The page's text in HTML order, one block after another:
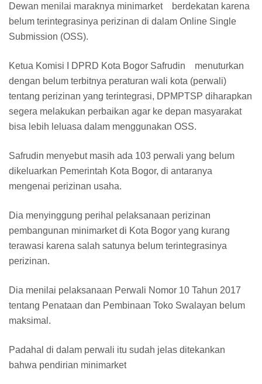
Dewan menilai maraknya minimarket berdekatan karena
belum terintegrasinya perizinan di dalam Online Single
Submission (OSS).
Ketua Komisi I DPRD Kota Bogor Safrudin menuturkan
dengan belum terbitnya peraturan wali kota (perwali)
tentang perizinan yang terintegrasi, DPMPTSP diharapkan
segera melakukan perbaikan agar ke depan masyarakat
bisa lebih leluasa dalam menggunakan OSS.
Safrudin menyebut masih ada 103 perwali yang belum
dikeluarkan Pemerintah Kota Bogor, di antaranya
mengenai perizinan usaha.
Dia menyinggung perihal pelaksanaan perizinan
pembangunan minimarket di Kota Bogor yang kurang
terawasi karena salah satunya belum terintegrasinya
perizinan.
Dia menilai pelaksanaan Perwali Nomor 10 Tahun 2017
tentang Penataan dan Pembinaan Toko Swalayan belum
maksimal.
Padahal di dalam perwali itu sudah jelas ditekankan
bahwa pendirian minimarket